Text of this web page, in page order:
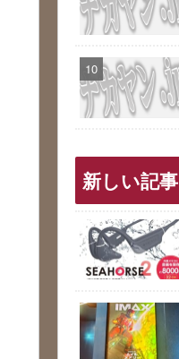
新しい記事